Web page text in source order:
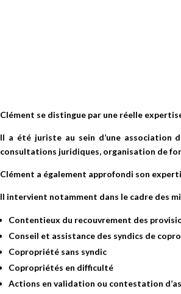
Clément se distingue par une réelle
Il a été juriste au sein d’une association
consultations juridiques, organisation de
Clément a également approfondi son
Il intervient notamment dans le cadre des
Contentieux du recouvrement des
Conseil et assistance des syndics de
Copropriété sans syndic
Copropriétés en difficulté
Actions en validation ou contestation